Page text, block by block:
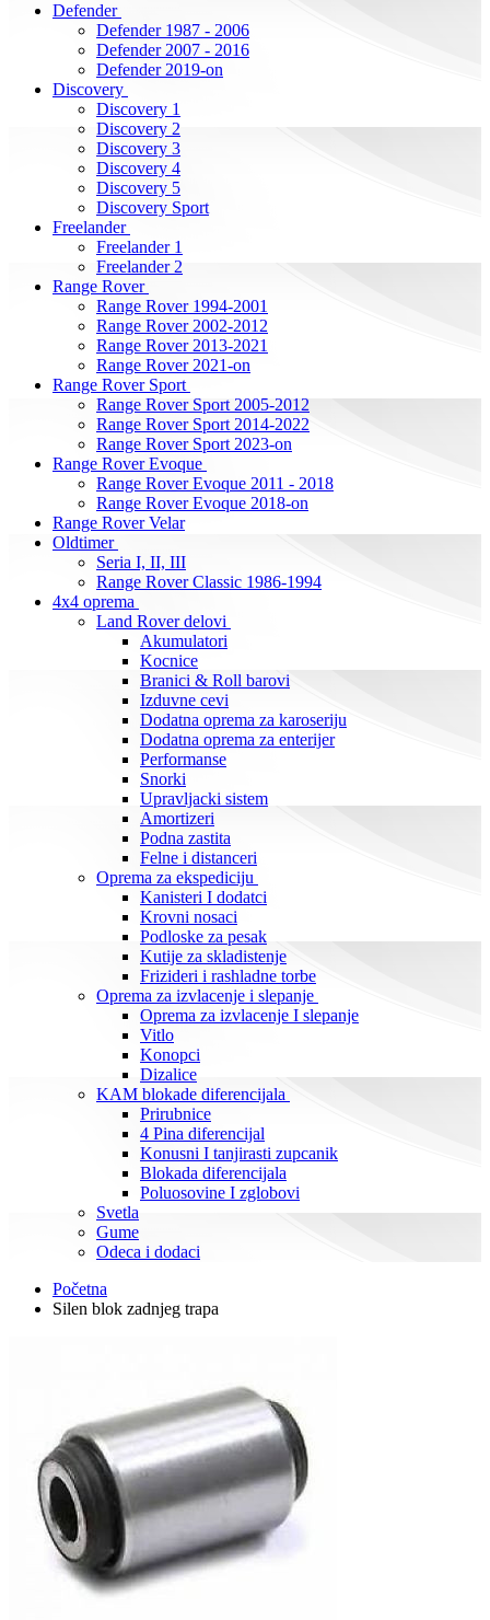
Defender
Defender 1987 - 2006
Defender 2007 - 2016
Defender 2019-on
Discovery
Discovery 1
Discovery 2
Discovery 3
Discovery 4
Discovery 5
Discovery Sport
Freelander
Freelander 1
Freelander 2
Range Rover
Range Rover 1994-2001
Range Rover 2002-2012
Range Rover 2013-2021
Range Rover 2021-on
Range Rover Sport
Range Rover Sport 2005-2012
Range Rover Sport 2014-2022
Range Rover Sport 2023-on
Range Rover Evoque
Range Rover Evoque 2011 - 2018
Range Rover Evoque 2018-on
Range Rover Velar
Oldtimer
Seria I, II, III
Range Rover Classic 1986-1994
4x4 oprema
Land Rover delovi
Akumulatori
Kocnice
Branici & Roll barovi
Izduvne cevi
Dodatna oprema za karoseriju
Dodatna oprema za enterijer
Performanse
Snorki
Upravljacki sistem
Amortizeri
Podna zastita
Felne i distanceri
Oprema za ekspediciju
Kanisteri I dodatci
Krovni nosaci
Podloske za pesak
Kutije za skladistenje
Frizideri i rashladne torbe
Oprema za izvlacenje i slepanje
Oprema za izvlacenje I slepanje
Vitlo
Konopci
Dizalice
KAM blokade diferencijala
Prirubnice
4 Pina diferencijal
Konusni I tanjirasti zupcanik
Blokada diferencijala
Poluosovine I zglobovi
Svetla
Gume
Odeca i dodaci
Početna
Silen blok zadnjeg trapa